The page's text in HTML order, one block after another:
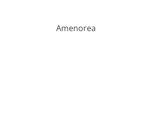
Amenorea